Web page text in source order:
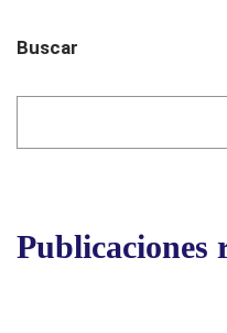
Buscar
Publicaciones